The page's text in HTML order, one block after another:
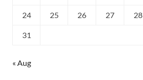
24 25 26 27 28
31
« Aug